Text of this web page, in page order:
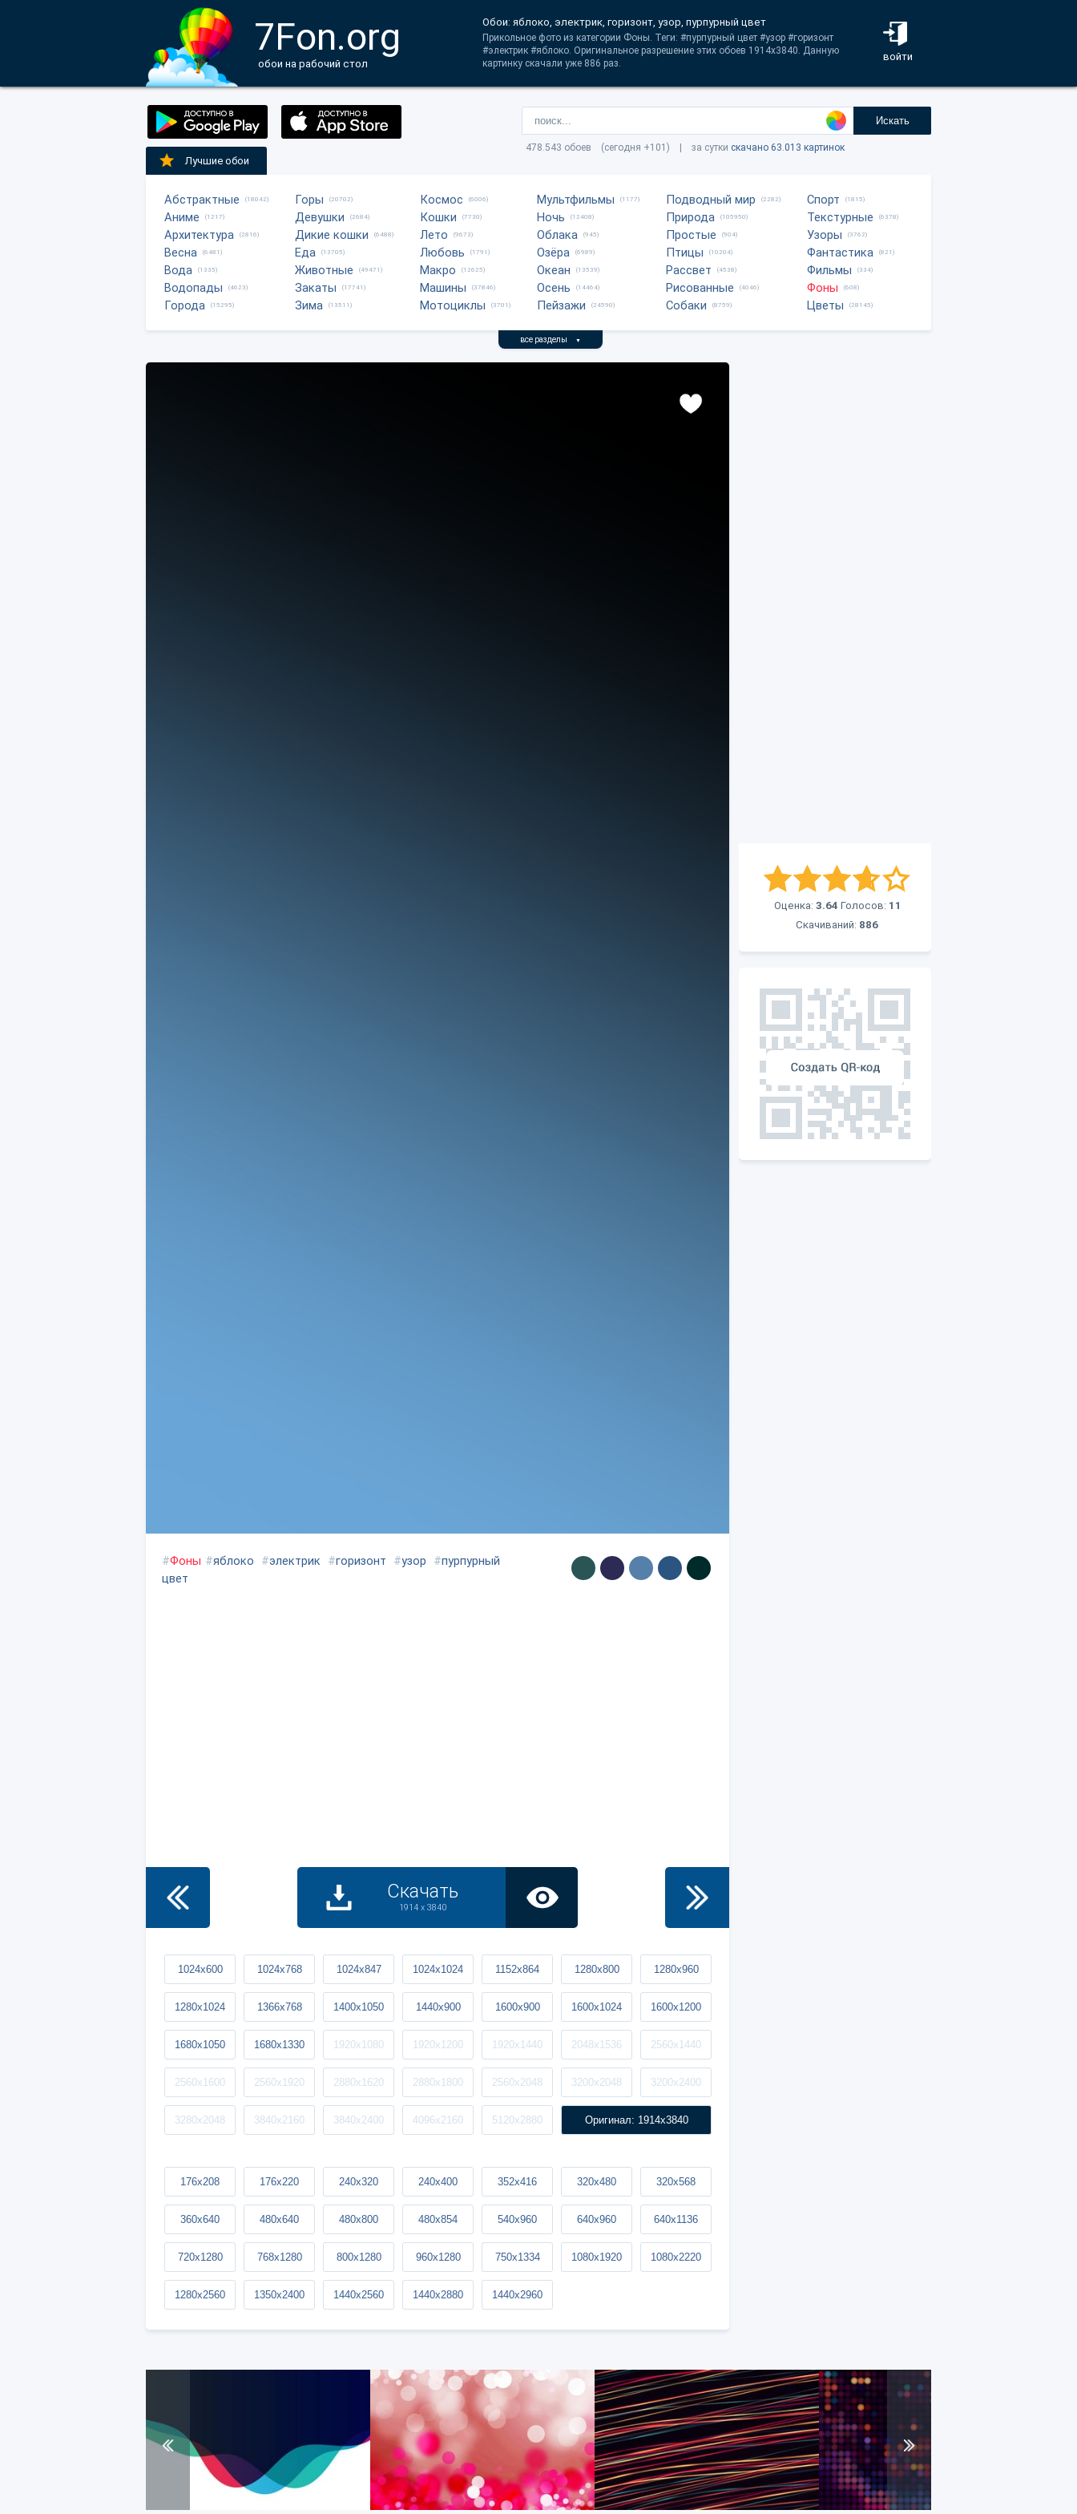
7Fon.org
обои на рабочий стол
войти
Обои: яблоко, электрик, горизонт, узор, пурпурный цвет
Прикольное фото из категории Фоны. Теги: #пурпурный цвет #узор #горизонт
#электрик #яблоко. Оригинальное разрешение этих обоев 1914x3840. Данную
картинку скачали уже 886 раз.
Искать
478.543 обоев (сегодня +101) | за сутки скачано 63.013 картинок
Лучшие обои
Абстрактные (18042)
Аниме (1217)
Архитектура (2816)
Весна (6481)
Вода (1335)
Водопады (4623)
Города (15295)
Горы (20702)
Девушки (2684)
Дикие кошки (6488)
Еда (13705)
Животные (49471)
Закаты (17741)
Зима (13511)
Космос (6006)
Кошки (7730)
Лето (9673)
Любовь (1791)
Макро (12625)
Машины (37846)
Мотоциклы (3701)
Мультфильмы (1177)
Ночь (12408)
Облака (945)
Озёра (6989)
Океан (13539)
Осень (14464)
Пейзажи (24590)
Подводный мир (2282)
Природа (105950)
Простые (904)
Птицы (10204)
Рассвет (4538)
Рисованные (4046)
Собаки (8759)
Спорт (1815)
Текстурные (6378)
Узоры (3762)
Фантастика (821)
Фильмы (334)
Фоны (608)
Цветы (28145)
все разделы ▼
Оценка: 3.64 Голосов: 11
Скачиваний: 886
#Фоны #яблоко #электрик #горизонт #узор #пурпурный
цвет
Скачать
1914 x 3840
1024x600 1024x768 1024x847 1024x1024 1152x864 1280x800 1280x960
1280x1024 1366x768 1400x1050 1440x900 1600x900 1600x1024 1600x1200
1680x1050 1680x1330 1920x1080 1920x1200 1920x1440 2048x1536 2560x1440
2560x1600 2560x1920 2880x1620 2880x1800 2560x2048 3200x2048 3200x2400
3280x2048 3840x2160 3840x2400 4096x2160 5120x2880 Оригинал: 1914x3840
176x208 176x220 240x320 240x400 352x416 320x480 320x568
360x640 480x640 480x800 480x854 540x960 640x960 640x1136
720x1280 768x1280 800x1280 960x1280 750x1334 1080x1920 1080x2220
1280x2560 1350x2400 1440x2560 1440x2880 1440x2960